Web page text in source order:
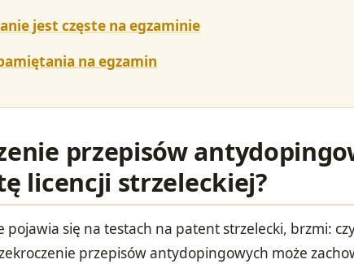
jest częste na egzaminie
na egzamin
przepisów
licencji strzeleckiej?
się na testach na patent strzelecki, brzmi:
przepisów antydopingowych może